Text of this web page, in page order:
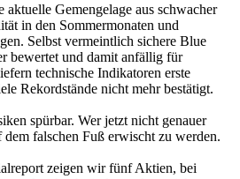
aktuelle Gemengelage aus schwacher
in den Sommermonaten und
Selbst vermeintlich sichere Blue
bewertet und damit anfällig für
technische Indikatoren erste
Rekordstände nicht mehr bestätigt.
spürbar. Wer jetzt nicht genauer
falschen Fuß erwischt zu werden.
zeigen wir fünf Aktien, bei